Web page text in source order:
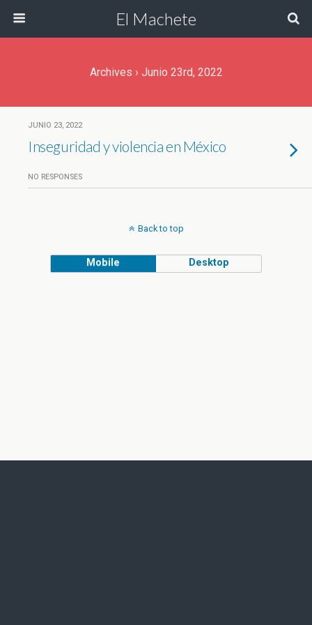
El Machete
Archives › Junio 23rd, 2022
JUNIO 23, 2022
Inseguridad y violencia en México
NO RESPONSES
Back to top
Mobile Desktop